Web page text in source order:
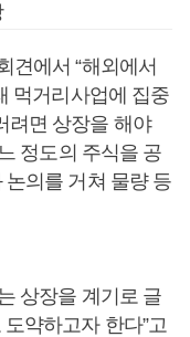
견에서 “해외에서
먹거리사업에 집중
려면 상장을 해야
정도의 주식을 공
논의를 거쳐 물량 등
상장을 계기로 글
약하고자 한다”고